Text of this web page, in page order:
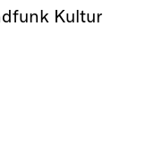
Kultur